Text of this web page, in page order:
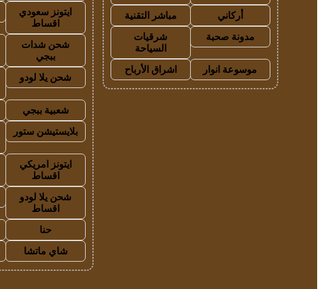
أركاني مباشر التقنية
مدونة صحبة
شرقيات
السياحة
موسوعة انوار اشراق الأرباح
ايتونز سعودي
اقساط
شحن شدات
ببجي
شحن يلا لودو
شعبية ببجي
بلايستيشن ستور
ايتونز امريكي
اقساط
شحن يلا لودو
اقساط
حنا
شاي ماتشا